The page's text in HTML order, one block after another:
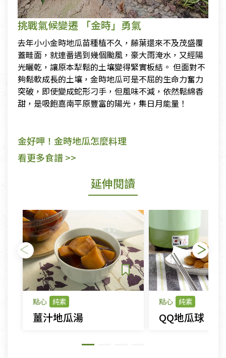
挑戰氣候變遷 「金時」勇氣
去年小小金時地瓜苗種植不久，藤葉還來不及茂盛覆
蓋畦面，就連番遇到幾個颱風，豪大雨淹水，又經陽
光曬乾，讓原本犁鬆的土壤變得緊實板結。 但面對不
夠鬆軟成長的土壤，金時地瓜可是不屈的生命力奮力
突破，即使變成蛇形刁手，但風味不減，依然鬆綿香
甜，是吸飽嘉南平原豐富的陽光，集日月能量！
金好呷！金時地瓜怎麼料理
看更多食譜 >>
延伸閱讀
點心 純素
薑汁地瓜湯
點心 純素
QQ地瓜球